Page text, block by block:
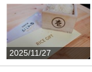
2025/11/27